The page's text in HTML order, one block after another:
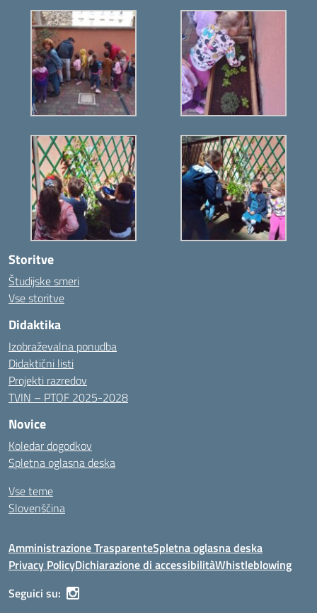
Storitve
Študijske smeri
Vse storitve
Didaktika
Izobraževalna ponudba
Didaktični listi
Projekti razredov
TVIN – PTOF 2025-2028
Novice
Koledar dogodkov
Spletna oglasna deska
Vse teme
Slovenščina
Amministrazione TrasparenteSpletna oglasna deska
Privacy PolicyDichiarazione di accessibilitàWhistleblowing
Seguici su: